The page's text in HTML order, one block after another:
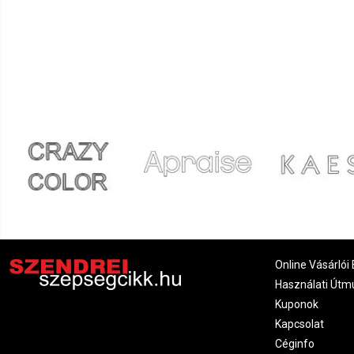
Online Vásárlói
Használati
Kuponok
Kapcsolat
Céginfo